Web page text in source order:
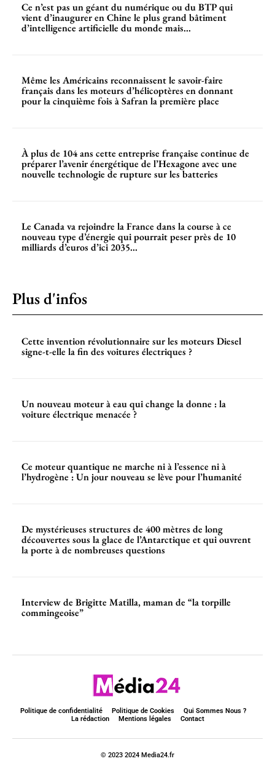
Ce n’est pas un géant du numérique ou du BTP qui
vient d’inaugurer en Chine le plus grand bâtiment
d’intelligence artificielle du monde mais...
Même les Américains reconnaissent le savoir-faire
français dans les moteurs d’hélicoptères en donnant
pour la cinquième fois à Safran la première place
À plus de 104 ans cette entreprise française continue de
préparer l’avenir énergétique de l’Hexagone avec une
nouvelle technologie de rupture sur les batteries
Le Canada va rejoindre la France dans la course à ce
nouveau type d’énergie qui pourrait peser près de 10
milliards d’euros d’ici 2035...
Plus d'infos
Cette invention révolutionnaire sur les moteurs Diesel
signe-t-elle la fin des voitures électriques ?
Un nouveau moteur à eau qui change la donne : la
voiture électrique menacée ?
Ce moteur quantique ne marche ni à l’essence ni à
l’hydrogène : Un jour nouveau se lève pour l’humanité
De mystérieuses structures de 400 mètres de long
découvertes sous la glace de l’Antarctique et qui ouvrent
la porte à de nombreuses questions
Interview de Brigitte Matilla, maman de “la torpille
commingeoise”
Politique de confidentialité Politique de Cookies
Qui Sommes Nous ?
La rédaction
Mentions légales Contact
© 2023 2024 Media24.fr